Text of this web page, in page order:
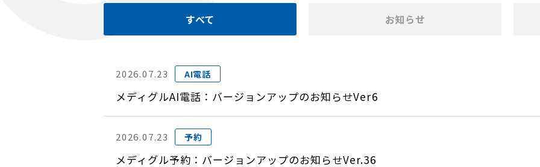
すべて お知らせ
2026.07.23 AI電話
メディグルAI電話：バージョンアップのお知らせVer6
2026.07.23 予約
メディグル予約：バージョンアップのお知らせVer.36